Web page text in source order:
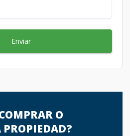
Enviar
O